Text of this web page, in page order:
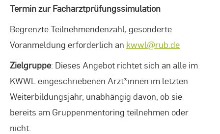
Termin zur Facharztprüfungssimulation
Begrenzte Teilnehmendenzahl, gesonderte
Voranmeldung erforderlich an kwwl@rub.de
Zielgruppe: Dieses Angebot richtet sich an alle im
KWWL eingeschriebenen Ärzt*innen im letzten
Weiterbildungsjahr, unabhängig davon, ob sie
bereits am Gruppenmentoring teilnehmen oder
nicht.